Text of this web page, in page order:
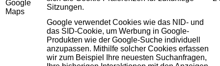
Google
Maps
Sitzungen.
Google verwendet Cookies wie das NID- und
das SID-Cookie, um Werbung in Google-
Produkten wie der Google-Suche individuell
anzupassen. Mithilfe solcher Cookies erfassen
wir zum Beispiel Ihre neuesten Suchanfragen,